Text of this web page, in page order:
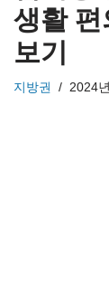
건
너
뛰
생활 편
보기
지방권 2024